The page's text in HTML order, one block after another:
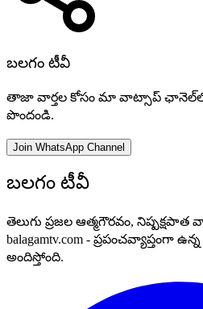
బలగం టీవీ
తాజా వార్తల కోసం మా వాట్సాప్
పొందండి.
Join WhatsApp Channel
బలగం టీవీ
తెలుగు ప్రజల ఆత్మగౌరవం, నిష్పక్షపాత
balagamtv.com - ప్రపంచవ్యాప్తంగా
అందిస్తోంది.